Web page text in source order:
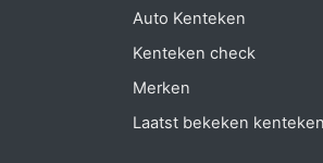
Auto Kenteken
Kenteken check
Merken
Laatst bekeken